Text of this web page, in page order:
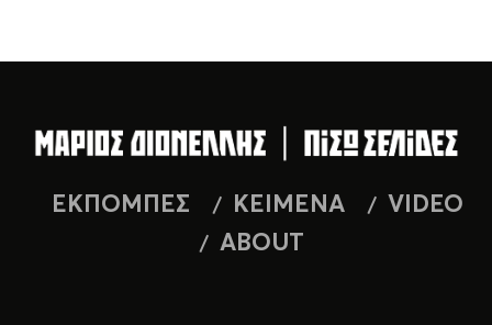
ΕΚΠΟΜΠΕΣ ΚΕΙΜΕΝΑ
VIDEO
ABOUT